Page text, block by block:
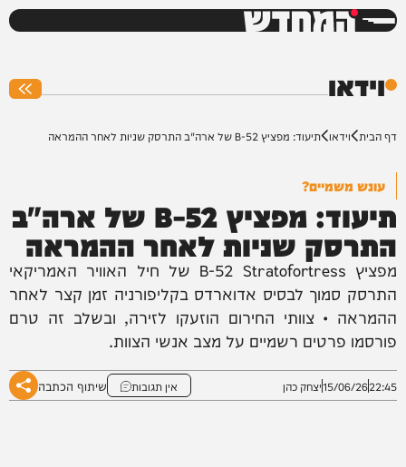
המחדש
וידאו
דף הבית וידאו תיעוד: מפציץ B-52 של ארה"ב התרסק שניות לאחר ההמראה
עונש משמיים?
תיעוד: מפציץ B-52 של ארה"ב
התרסק שניות לאחר ההמראה
מפציץ B-52 Stratofortress של חיל האוויר האמריקאי
התרסק סמוך לבסיס אדוארדס בקליפורניה זמן קצר לאחר
ההמראה • צוותי החירום הוזעקו לזירה, ובשלב זה טרם
פורסמו פרטים רשמיים על מצב אנשי הצוות.
22:45
15/06/26יצחק כהן אין תגובות שיתוף הכתבה